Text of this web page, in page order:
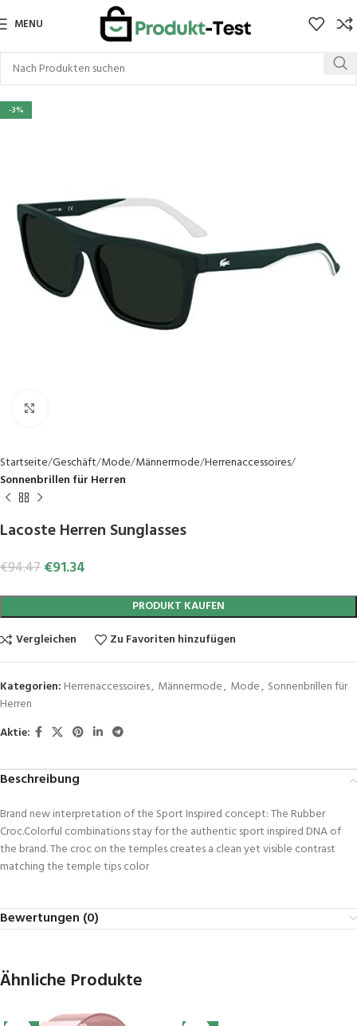
MENU
-3%
Startseite Geschäft Mode Männermode Herrenaccessoires
Sonnenbrillen für Herren
Lacoste Herren Sunglasses
€94.47€91.34
PRODUKT KAUFEN
Vergleichen
Zu Favoriten hinzufügen
Kategorien: Herrenaccessoires, Männermode, Mode, Sonnenbrillen für
Herren
Aktie:
Beschreibung
Brand new interpretation of the Sport Inspired concept: The Rubber
Croc.Colorful combinations stay for the authentic sport inspired DNA of
the brand. The croc on the temples creates a clean yet visible contrast
matching the temple tips color
Bewertungen (0)
Ähnliche Produkte